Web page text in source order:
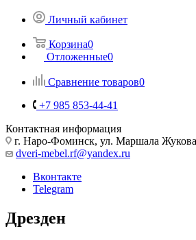
Личный кабинет
Корзина0
Отложенные0
Сравнение товаров0
+7 985 853-44-41
Контактная информация
г. Наро-Фоминск, ул. Маршала
dveri-mebel.rf@yandex.ru
Вконтакте
Telegram
Дрезден